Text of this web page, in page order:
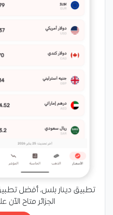
تطبيق دينار بلس، أفضل
الجزائر متاح